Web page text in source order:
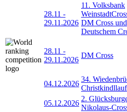
28.11 -
29.11.2026
11. Volksbank
DM Cross und
Deutschem
28.11 -
29.11.2026
DM Cross
04.12.2026
34.
Christkindllauf
05.12.2026
2.
Nikolaus-